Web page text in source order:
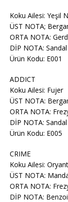
Koku Ailesi: Yeşil
ÜST NOTA;
ORTA NOTA:
DİP NOTA:
Ürün Kodu: E001
ADDICT
Koku Ailesi: Fujer
ÜST NOTA:
ORTA NOTA:
DİP NOTA:
Ürün Kodu: E005
CRIME
Koku Ailesi:
ÜST NOTA:
ORTA NOTA:
DİP NOTA: